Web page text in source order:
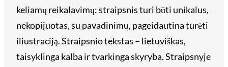
keliamų reikalavimų: straipsnis turi būti unikalus,
nekopijuotas, su pavadinimu, pageidautina turėti
iliustraciją. Straipsnio tekstas – lietuviškas,
taisyklinga kalba ir tvarkinga skyryba. Straipsnyje